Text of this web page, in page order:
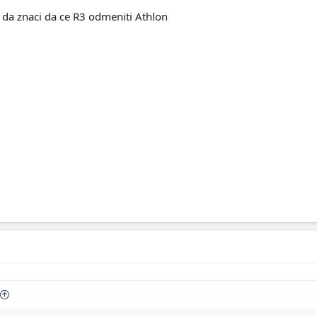
znaci da ce R3 odmeniti Athlon